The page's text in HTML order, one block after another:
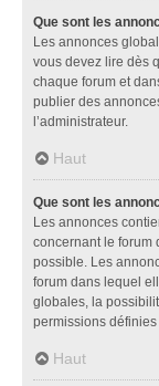
Que sont les
Les annonces
vous devez lire dès
chaque forum et
publier des
l’administrateur.
Haut
Que sont les
Les annonces
concernant le forum
possible. Les
forum dans lequel
globales, la
permissions définies
Haut